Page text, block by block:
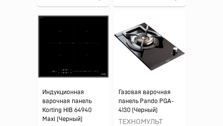
Индукционная
варочная панель
Korting HIB 64940
Maxi (Черный)
Газовая варочная
панель Pando PGA-
4130 (Черный)
ТЕХНОМУЛЬТ